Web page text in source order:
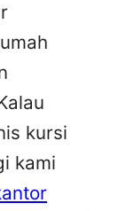
kursi
kami